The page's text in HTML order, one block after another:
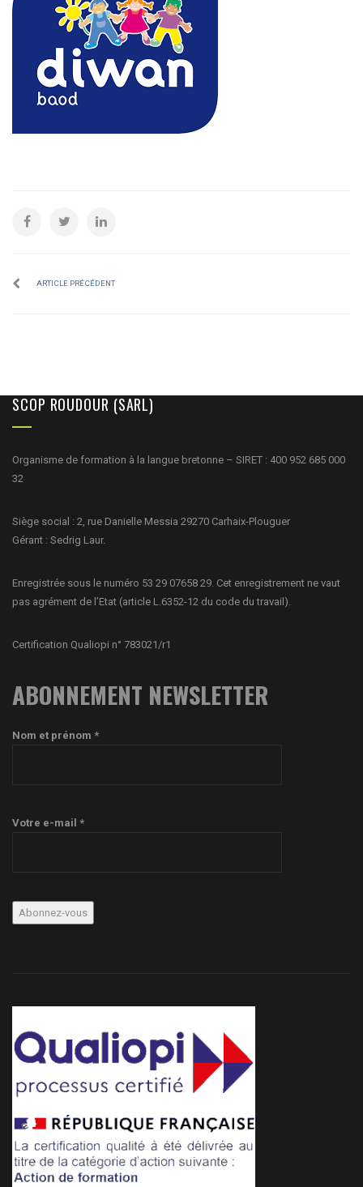
ARTICLE PRÉCÉDENT
SCOP ROUDOUR (SARL)
Organisme de formation à la langue bretonne – SIRET : 400 952 685 000
32
Siège social : 2, rue Danielle Messia 29270 Carhaix-Plouguer
Gérant : Sedrig Laur.
Enregistrée sous le numéro 53 29 07658 29. Cet enregistrement ne vaut
pas agrément de l’Etat (article L.6352-12 du code du travail).
Certification Qualiopi n° 783021/r1
ABONNEMENT NEWSLETTER
Nom et prénom *
Votre e-mail *